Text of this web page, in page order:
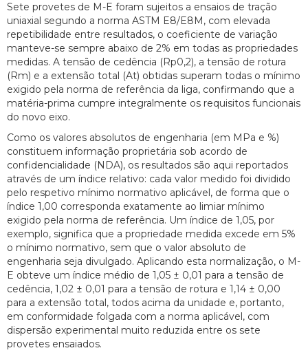
Sete provetes de M-E foram sujeitos a ensaios de tração
uniaxial segundo a norma ASTM E8/E8M, com elevada
repetibilidade entre resultados, o coeficiente de variação
manteve-se sempre abaixo de 2% em todas as propriedades
medidas. A tensão de cedência (Rp0,2), a tensão de rotura
(Rm) e a extensão total (At) obtidas superam todas o mínimo
exigido pela norma de referência da liga, confirmando que a
matéria-prima cumpre integralmente os requisitos funcionais
do novo eixo.
Como os valores absolutos de engenharia (em MPa e %)
constituem informação proprietária sob acordo de
confidencialidade (NDA), os resultados são aqui reportados
através de um índice relativo: cada valor medido foi dividido
pelo respetivo mínimo normativo aplicável, de forma que o
índice 1,00 corresponda exatamente ao limiar mínimo
exigido pela norma de referência. Um índice de 1,05, por
exemplo, significa que a propriedade medida excede em 5%
o mínimo normativo, sem que o valor absoluto de
engenharia seja divulgado. Aplicando esta normalização, o M-
E obteve um índice médio de 1,05 ± 0,01 para a tensão de
cedência, 1,02 ± 0,01 para a tensão de rotura e 1,14 ± 0,00
para a extensão total, todos acima da unidade e, portanto,
em conformidade folgada com a norma aplicável, com
dispersão experimental muito reduzida entre os sete
provetes ensaiados.